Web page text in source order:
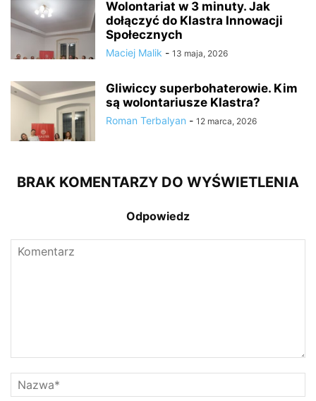
Wolontariat w 3 minuty. Jak
dołączyć do Klastra Innowacji
Społecznych
Maciej Malik - 13 maja, 2026
Gliwiccy superbohaterowie. Kim
są wolontariusze Klastra?
Roman Terbalyan - 12 marca, 2026
BRAK KOMENTARZY DO WYŚWIETLENIA
Odpowiedz